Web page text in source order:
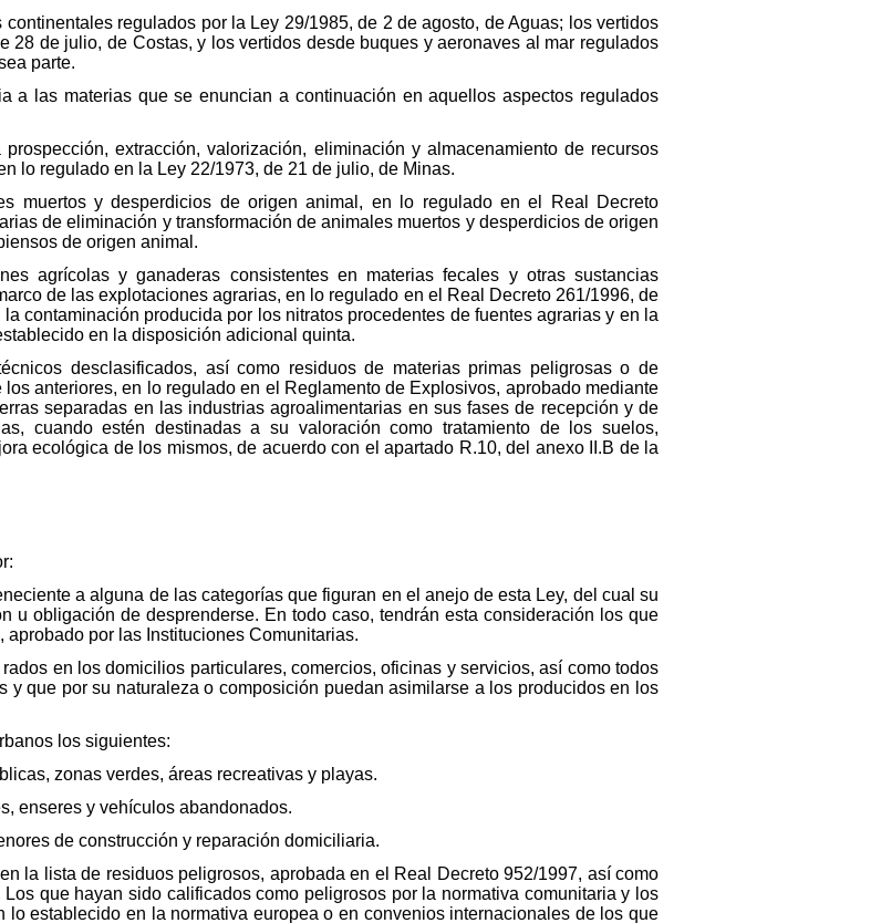
regulados por la Ley 29/1985, de 2 de agosto, de Aguas; los vertidos
28 de julio, de Costas, y los vertidos desde buques y aeronaves al mar regulados
parte.
a las materias que se enuncian a continuación en aquellos aspectos regulados
extracción, valorización, eliminación y almacenamiento de recursos
lo regulado en la Ley 22/1973, de 21 de julio, de Minas.
muertos y desperdicios de origen animal, en lo regulado en el Real Decreto
de eliminación y transformación de animales muertos y desperdicios de origen
de origen animal.
agrícolas y ganaderas consistentes en materias fecales y otras sustancias
de las explotaciones agrarias, en lo regulado en el Real Decreto 261/1996, de
contaminación producida por los nitratos procedentes de fuentes agrarias y en la
en la disposición adicional quinta.
desclasificados, así como residuos de materias primas peligrosas o de
anteriores, en lo regulado en el Reglamento de Explosivos, aprobado mediante
separadas en las industrias agroalimentarias en sus fases de recepción y de
cuando estén destinadas a su valoración como tratamiento de los suelos,
ecológica de los mismos, de acuerdo con el apartado R.10, del anexo II.B de la
a alguna de las categorías que figuran en el anejo de esta Ley, del cual su
u obligación de desprenderse. En todo caso, tendrán esta consideración los que
por las Instituciones Comunitarias.
en los domicilios particulares, comercios, oficinas y servicios, así como todos
que por su naturaleza o composición puedan asimilarse a los producidos en los
los siguientes:
zonas verdes, áreas recreativas y playas.
enseres y vehículos abandonados.
de construcción y reparación domiciliaria.
la lista de residuos peligrosos, aprobada en el Real Decreto 952/1997, así como
que hayan sido calificados como peligrosos por la normativa comunitaria y los
establecido en la normativa europea o en convenios internacionales de los que